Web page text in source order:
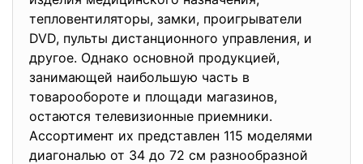
тепловентиляторы, замки, проигрыватели
DVD, пульты дистанционного управления, и
другое. Однако основной продукцией,
занимающей наибольшую часть в
товарообороте и площади магазинов,
остаются телевизионные приемники.
Ассортимент их представлен 115 моделями
диагональю от 34 до 72 см разнообразной